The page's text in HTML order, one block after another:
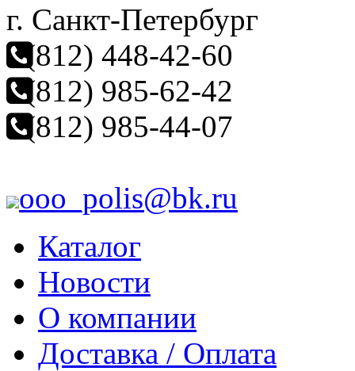
г. Санкт-Петербург
(812) 448-42-60
(812) 985-62-42
(812) 985-44-07
ooo_polis@bk.ru
Каталог
Новости
О компании
Доставка / Оплата